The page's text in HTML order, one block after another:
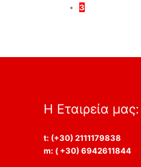
3
Η Εταιρεία μας:
t: (+30) 2111179838
m: ( +30) 6942611844